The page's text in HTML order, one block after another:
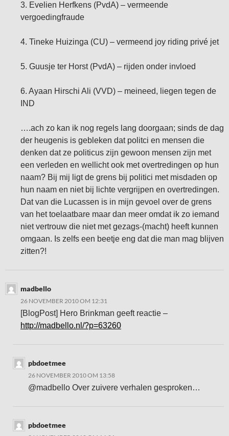
3. Evelien Herfkens (PvdA) – vermeende
vergoedingfraude
4. Tineke Huizinga (CU) – vermeend joy riding privé jet
5. Guusje ter Horst (PvdA) – rijden onder invloed
6. Ayaan Hirschi Ali (VVD) – meineed, liegen tegen de
IND
….ach zo kan ik nog regels lang doorgaan; sinds de dag
der heugenis is gebleken dat politci en mensen die
denken dat ze politicus zijn gewoon mensen zijn met
een verleden en wellicht ook met overtredingen op hun
naam? Bij mij ligt de grens bij politici met misdaden op
hun naam en niet bij lichte vergrijpen en overtredingen.
Dat van die Lucassen is in mijn gevoel over de grens
van het toelaatbare maar dan meer omdat ik zo iemand
niet vertrouw die niet met gezags-(macht) heeft kunnen
omgaan. Is zelfs een beetje eng dat die man mag blijven
zitten?!
madbello
26 NOVEMBER 2010 OM 12:31
[BlogPost] Hero Brinkman geeft reactie –
http://madbello.nl/?p=63260
pbdoetmee
26 NOVEMBER 2010 OM 13:58
@madbello Over zuivere verhalen gesproken…
pbdoetmee